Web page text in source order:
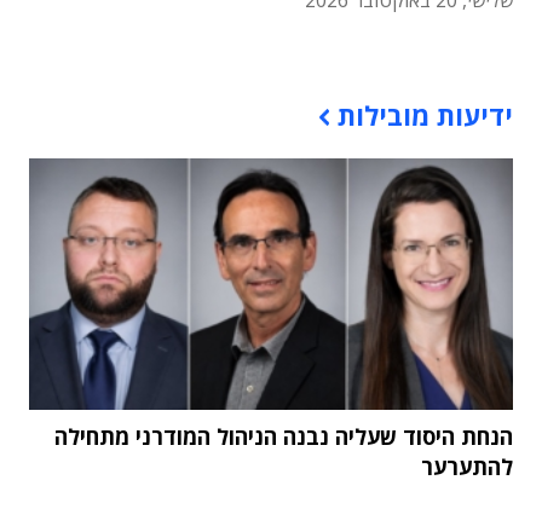
ידיעות מובילות
הנחת היסוד שעליה נבנה הניהול המודרני מתחילה
להתערער